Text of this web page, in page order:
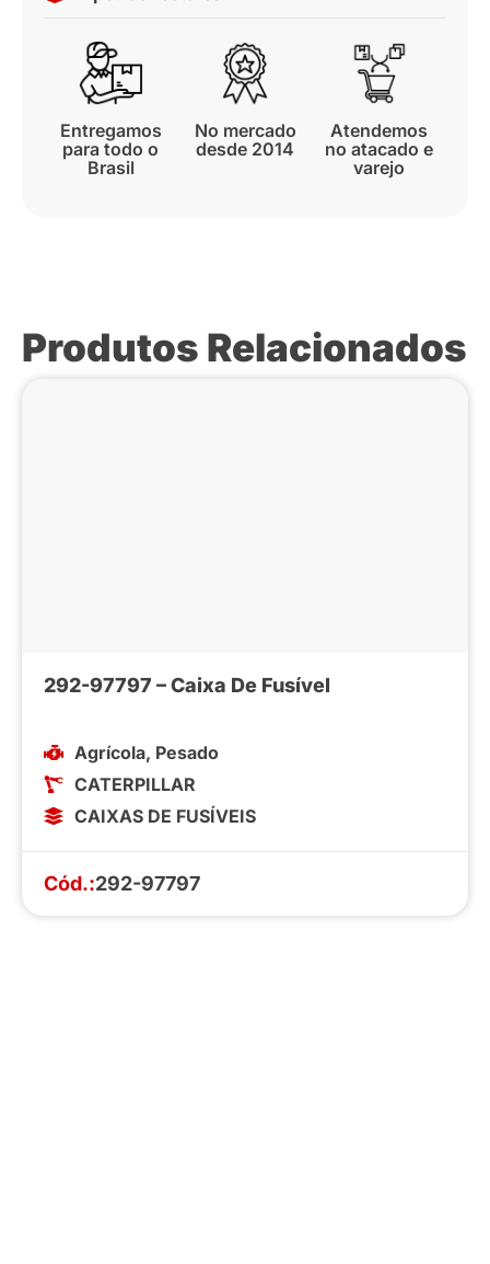
Entregamos
para todo o
Brasil
No mercado
desde 2014
Atendemos
no atacado e
varejo
Produtos Relacionados
292-97797 – Caixa De Fusível
Agrícola, Pesado
CATERPILLAR
CAIXAS DE FUSÍVEIS
Cód.:292-97797